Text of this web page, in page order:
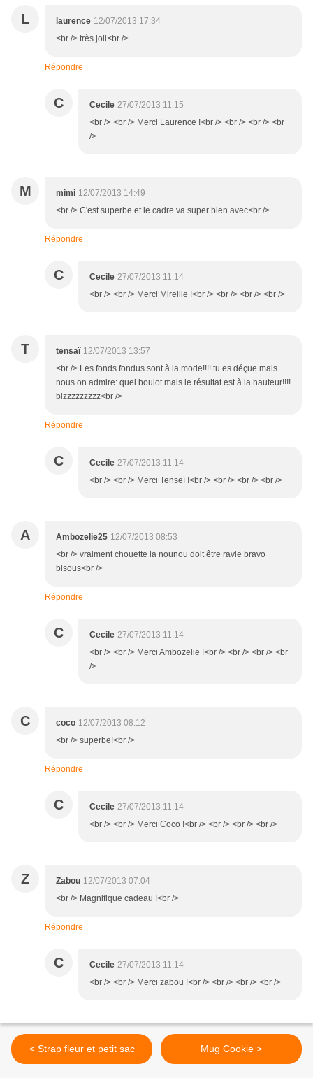
L laurence 12/07/2013 17:34
<br /> très joli<br />
Répondre
C Cecile 27/07/2013 11:15
<br /> <br /> Merci Laurence !<br /> <br /> <br /> <br
/>
M mimi 12/07/2013 14:49
<br /> C'est superbe et le cadre va super bien avec<br />
Répondre
C Cecile 27/07/2013 11:14
<br /> <br /> Merci Mireille !<br /> <br /> <br /> <br />
T tensaï 12/07/2013 13:57
<br /> Les fonds fondus sont à la mode!!!! tu es déçue mais
nous on admire: quel boulot mais le résultat est à la hauteur!!!!
bizzzzzzzzz<br />
Répondre
C Cecile 27/07/2013 11:14
<br /> <br /> Merci Tenseï !<br /> <br /> <br /> <br />
A Ambozelie25 12/07/2013 08:53
<br /> vraiment chouette la nounou doit être ravie bravo
bisous<br />
Répondre
C Cecile 27/07/2013 11:14
<br /> <br /> Merci Ambozelie !<br /> <br /> <br /> <br
/>
C coco 12/07/2013 08:12
<br /> superbe!<br />
Répondre
C Cecile 27/07/2013 11:14
<br /> <br /> Merci Coco !<br /> <br /> <br /> <br />
Z Zabou 12/07/2013 07:04
<br /> Magnifique cadeau !<br />
Répondre
C Cecile 27/07/2013 11:14
<br /> <br /> Merci zabou !<br /> <br /> <br /> <br />
< Strap fleur et petit sac Mug Cookie >